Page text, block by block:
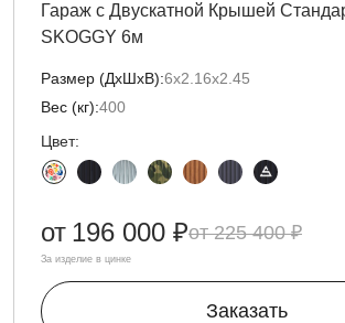
Гараж с Двускатной Крышей
SKOGGY 6м
Размер (ДxШxВ):6х2.16х2.45
Вес (кг):400
Цвет:
225 400 ₽
от 196 000 ₽
За изделие в цинке
Заказать